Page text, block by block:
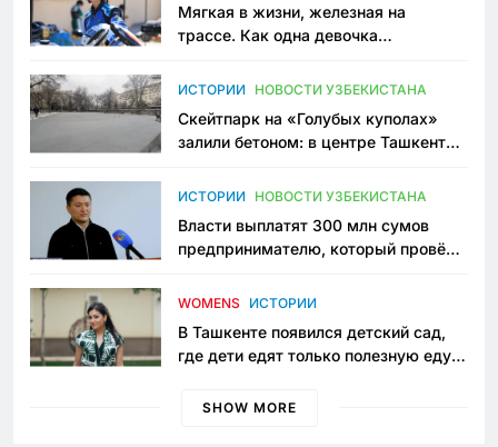
Мягкая в жизни, железная на
трассе. Как одна девочка
Узбекистане
ИСТОРИИ НОВОСТИ УЗБЕКИСТАНА
Скейтпарк на «Голубых куполах»
залили бетоном: в центре Ташкента
пространство
ИСТОРИИ НОВОСТИ УЗБЕКИСТАНА
Власти выплатят 300 млн сумов
предпринимателю, который провёл
приговору
WOMENS ИСТОРИИ
В Ташкенте появился детский сад,
где дети едят только полезную еду.
просить «кашу без сахара»
SHOW MORE